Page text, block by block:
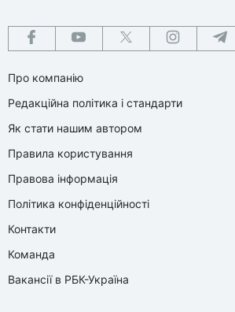
Про компанію
Редакційна політика і стандарти
Як стати нашим автором
Правила користування
Правова інформація
Політика конфіденційності
Контакти
Команда
Вакансії в РБК-Україна